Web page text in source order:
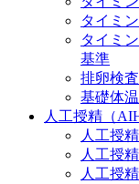
タイミ
タイミ
基準
排卵検
基礎体
人工授精（
人工授
人工授
人工授